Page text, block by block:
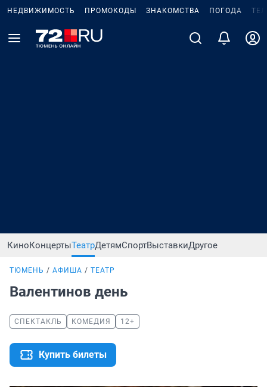
НЕДВИЖИМОСТЬ ПРОМОКОДЫ ЗНАКОМСТВА ПОГОДА
КиноКонцертыТеатрДетямСпортВыставкиДругое
ТЮМЕНЬ АФИША ТЕАТР
Валентинов день
СПЕКТАКЛЬ КОМЕДИЯ 12+
Купить билеты